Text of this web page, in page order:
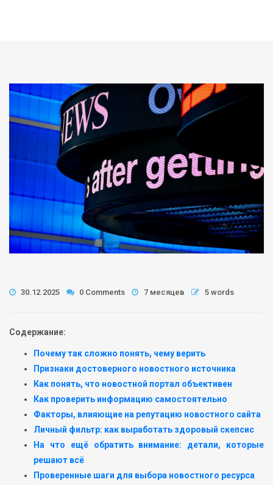
30.12.2025 0 Comments 7 месяцев 5 words
Содержание:
Почему так сложно понять, чему верить
Признаки достоверного новостного источника
Как понять, что новостной портал объективен
Как проверить информацию самостоятельно
Факторы, влияющие на репутацию новостного сайта
Личный фильтр: как выработать здоровый скепсис
На что ещё обратить внимание: детали, которые
решают всё
Проверенные шаги для выбора новостного ресурса